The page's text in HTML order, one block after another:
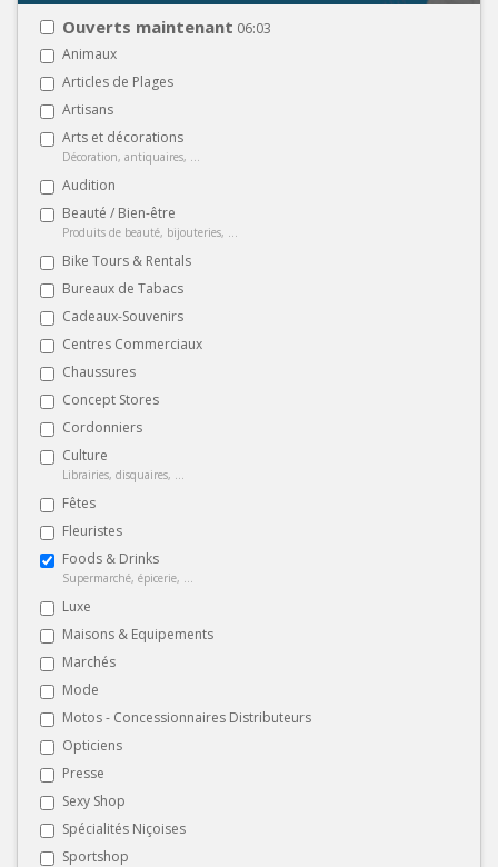
Ouverts maintenant 06:03
Animaux
Articles de Plages
Artisans
Arts et décorations
Décoration, antiquaires, ...
Audition
Beauté / Bien-être
Produits de beauté, bijouteries, ...
Bike Tours & Rentals
Bureaux de Tabacs
Cadeaux-Souvenirs
Centres Commerciaux
Chaussures
Concept Stores
Cordonniers
Culture
Librairies, disquaires, ...
Fêtes
Fleuristes
Foods & Drinks
Supermarché, épicerie, ...
Luxe
Maisons & Equipements
Marchés
Mode
Motos - Concessionnaires Distributeurs
Opticiens
Presse
Sexy Shop
Spécialités Niçoises
Sportshop